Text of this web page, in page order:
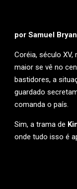
por Samuel Bryan
Coréia, século XV,
maior se vê no
bastidores, a
guardado
comanda o país.
Sim, a trama de
onde tudo isso é